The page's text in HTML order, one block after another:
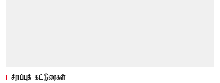
சிறப்புக் கட்டுரைகள்